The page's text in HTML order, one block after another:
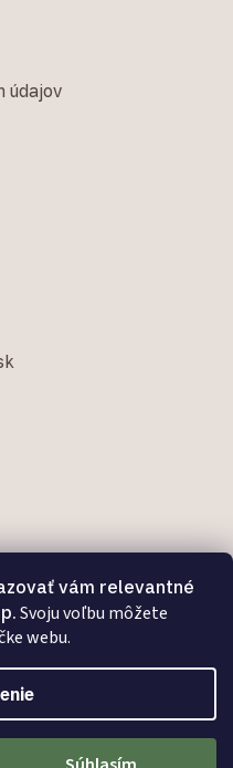
vám relevantné
Svoju voľbu môžete
webu.
údajov
a Adatelier